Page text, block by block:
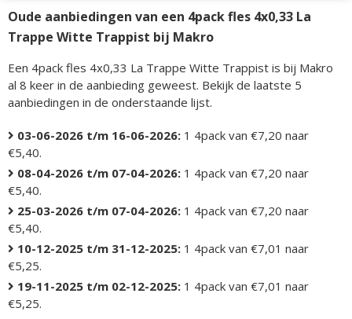
Oude aanbiedingen van een 4pack fles 4x0,33 La
Trappe Witte Trappist bij Makro
Een 4pack fles 4x0,33 La Trappe Witte Trappist is bij Makro
al 8 keer in de aanbieding geweest. Bekijk de laatste 5
aanbiedingen in de onderstaande lijst.
03-06-2026 t/m 16-06-2026: 1 4pack van €7,20 naar
€5,40.
08-04-2026 t/m 07-04-2026: 1 4pack van €7,20 naar
€5,40.
25-03-2026 t/m 07-04-2026: 1 4pack van €7,20 naar
€5,40.
10-12-2025 t/m 31-12-2025: 1 4pack van €7,01 naar
€5,25.
19-11-2025 t/m 02-12-2025: 1 4pack van €7,01 naar
€5,25.